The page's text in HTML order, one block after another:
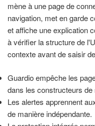
mène à une page de
navigation, met en garde
et affiche une explication
à vérifier la structure de
contexte avant de saisir
Guardio empêche les
dans les constructeurs de
Les alertes apprennent
de manière indépendante.